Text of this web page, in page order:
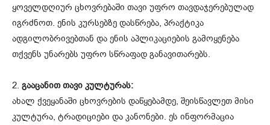
ყოველდღიურ ცხოვრებაში თავი უფრო თავდაჯერებულად
იგრძნოთ. ენის კურსებზე დასწრება, პრაქტიკა
ადგილობრივებთან და ენის აპლიკაციების გამოყენება
თქვენს უნარებს უფრო სწრაფად განავითარებს.
2. გააცანით თავი კულტურას:
ახალ ქვეყანაში ცხოვრების დაწყებამდე, შეისწავლეთ მისი
კულტურა, ტრადიციები და კანონები. ეს ინფორმაცია